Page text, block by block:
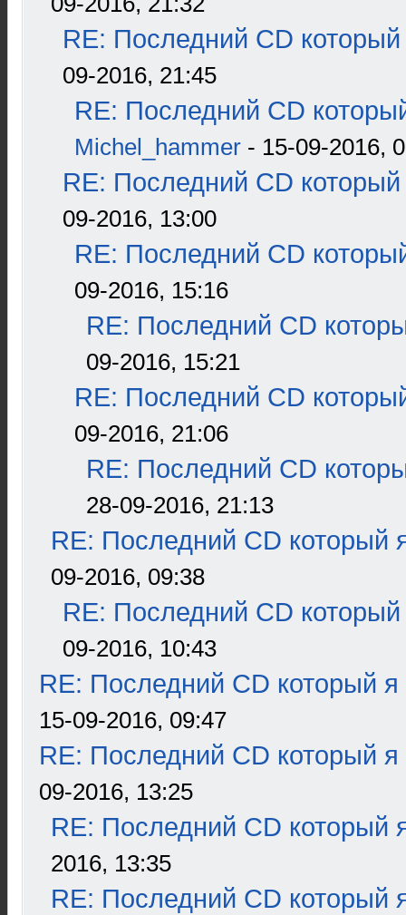
RE: Последний CD который
09-2016, 21:45
RE: Последний CD
Michel_hammer - 15-09-2016,
RE: Последний CD который
09-2016, 13:00
RE: Последний CD
09-2016, 15:16
RE: Последний CD
09-2016, 15:21
RE: Последний CD
09-2016, 21:06
RE: Последний CD
28-09-2016, 21:13
RE: Последний CD который
09-2016, 09:38
RE: Последний CD который
09-2016, 10:43
RE: Последний CD который я
15-09-2016, 09:47
RE: Последний CD который я
09-2016, 13:25
RE: Последний CD который
2016, 13:35
RE: Последний CD который